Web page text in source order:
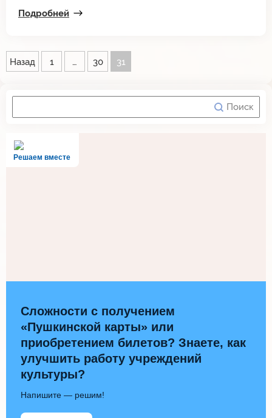
Подробней
Назад 1 … 30 31
Решаем вместе
Сложности с получением
«Пушкинской карты» или
приобретением билетов? Знаете, как
улучшить работу учреждений
культуры?
Напишите — решим!